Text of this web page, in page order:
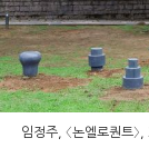
임정주, 〈논엘로퀀트